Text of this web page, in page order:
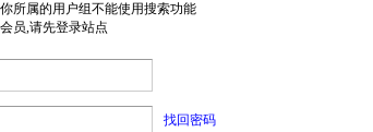
所属的用户组不能使用搜索功能
员,请先登录站点
找回密码